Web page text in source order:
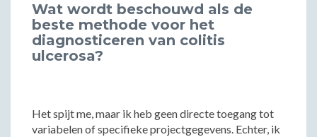
Wat wordt beschouwd als de
beste methode voor het
diagnosticeren van colitis
ulcerosa?
Het spijt me, maar ik heb geen directe toegang tot
variabelen of specifieke projectgegevens. Echter, ik